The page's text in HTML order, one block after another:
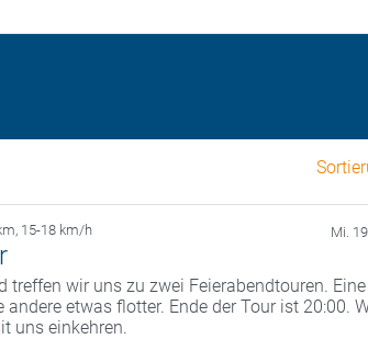
, 15-18 km/h Mi.
treffen wir uns zu zwei Feierabendtouren.
etwas flotter. Ende der Tour ist 20:00.
uns einkehren.